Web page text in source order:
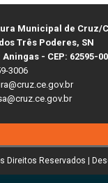
Municipal de Cruz/
Três Poderes, SN
- CEP: 62595-
3006
Direitos Reservados |